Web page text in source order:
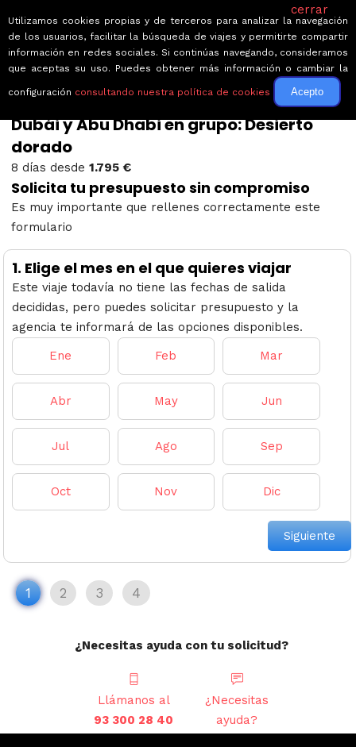
← Volver a Dubái y Abu Dhabi en grupo:...
Dubái y Abu Dhabi en grupo: Desierto
dorado
8 días desde 1.795 €
Solicita tu presupuesto sin compromiso
Es muy importante que rellenes correctamente este
formulario
1. Elige el mes en el que quieres viajar
Este viaje todavía no tiene las fechas de salida
decididas, pero puedes solicitar presupuesto y la
agencia te informará de las opciones disponibles.
Ene
Feb Mar
Abr May Jun
Jul Ago Sep
Oct Nov Dic
Siguiente
1 2 3 4
¿Necesitas ayuda con tu solicitud?
Llámanos al
93 300 28 40
¿Necesitas
ayuda?
cerrar
Utilizamos cookies propias y de terceros para analizar la navegación
de los usuarios, facilitar la búsqueda de viajes y permitirte compartir
información en redes sociales. Si continúas navegando, consideramos
que aceptas su uso. Puedes obtener más información o cambiar la
configuración consultando nuestra política de cookies Acepto